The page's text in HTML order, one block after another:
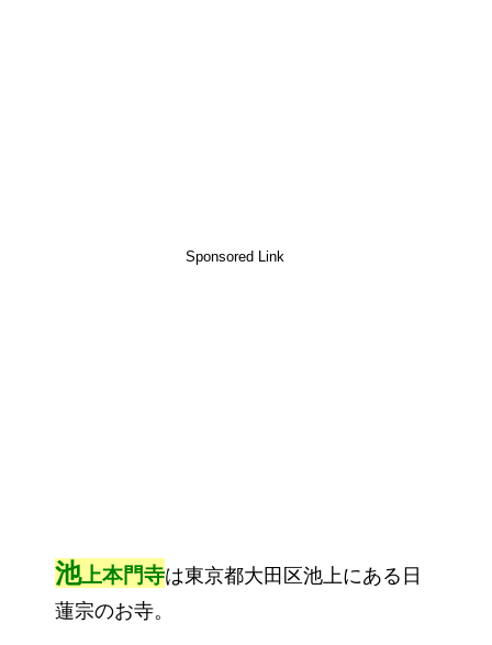
Sponsored Link
池上本門寺は東京都大田区池上にある日
蓮宗のお寺。